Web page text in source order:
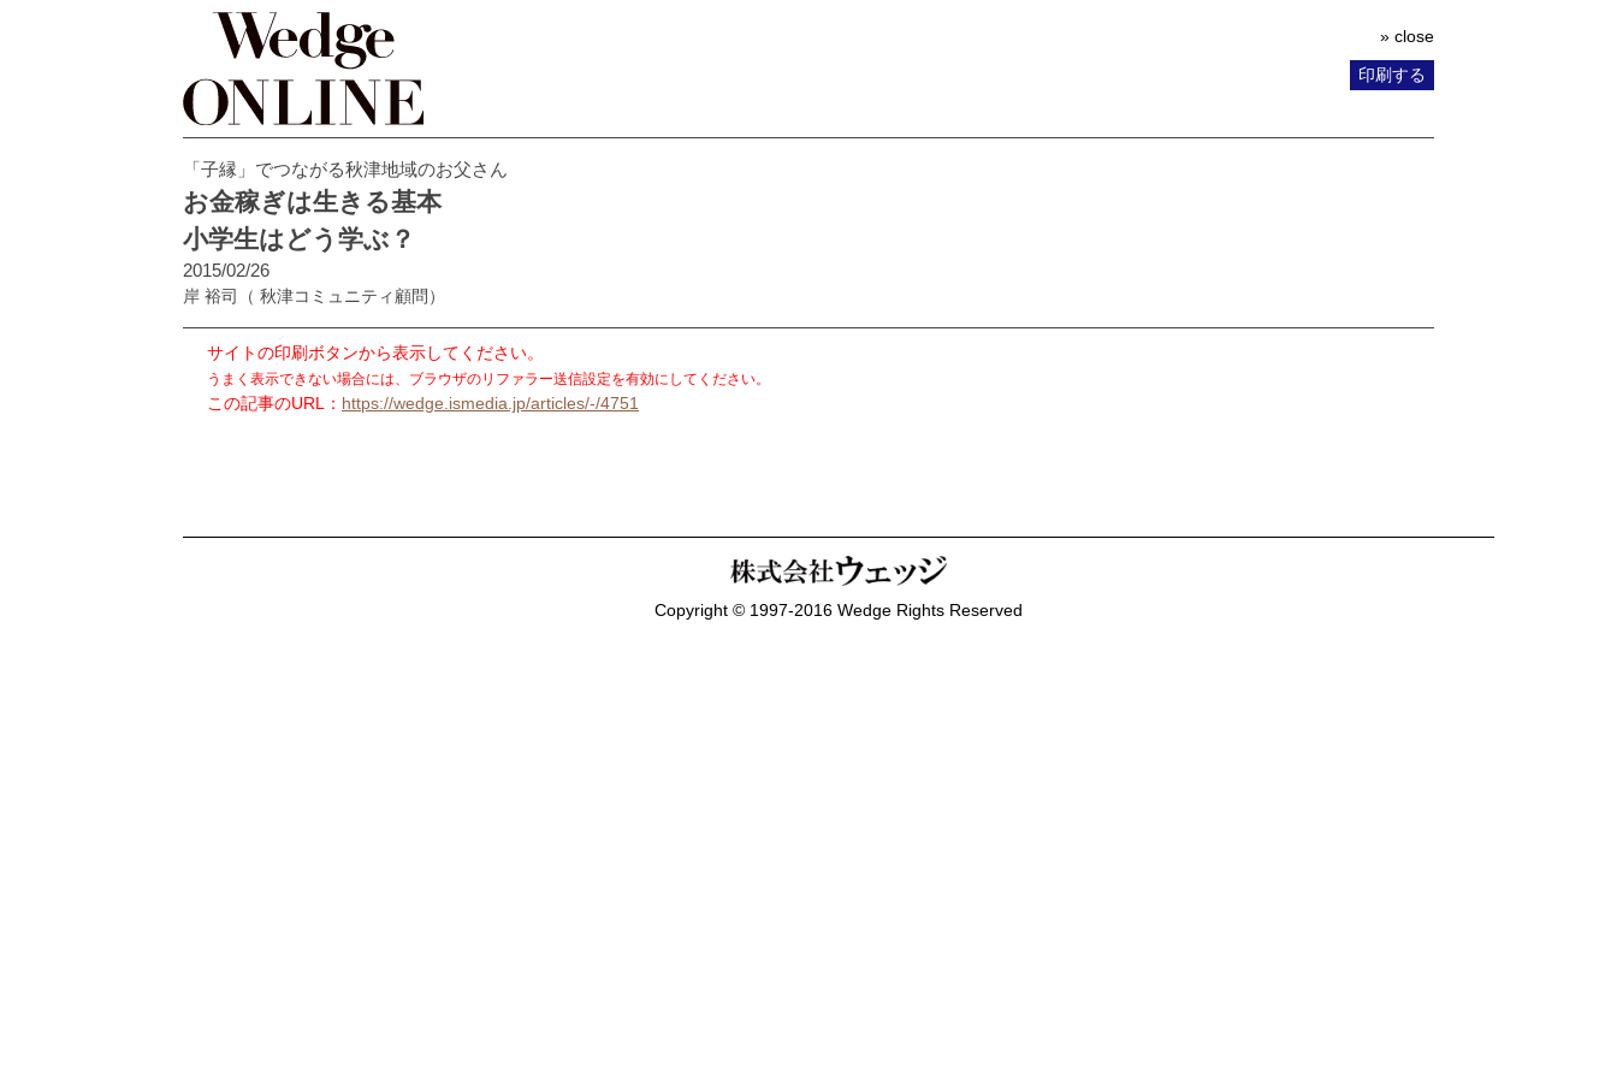
» close
印刷する
「子縁」でつながる秋津地域のお父さん
お金稼ぎは生きる基本
小学生はどう学ぶ？
2015/02/26
岸 裕司 （ 秋津コミュニティ顧問）
サイトの印刷ボタンから表示してください。
うまく表示できない場合には、ブラウザのリファラー送信設定を有効にしてください。
この記事のURL： https://wedge.ismedia.jp/articles/-/4751
Copyright © 1997-2016 Wedge Rights Reserved